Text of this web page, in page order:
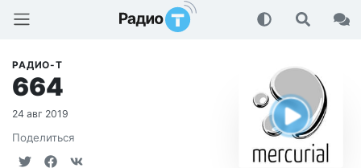
Радио-Т Подкаст
РАДИО-Т
664
24 авг 2019
Поделиться